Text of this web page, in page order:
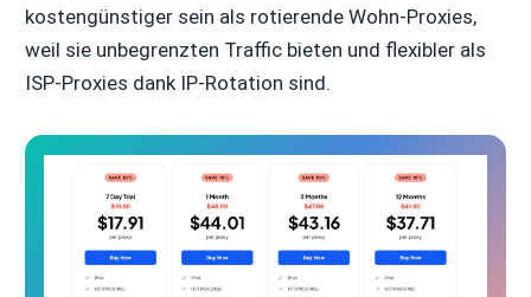
kostengünstiger sein als rotierende Wohn-Proxies,
weil sie unbegrenzten Traffic bieten und flexibler als
ISP-Proxies dank IP-Rotation sind.